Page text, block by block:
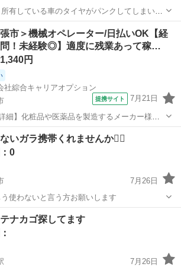
有している車のタイヤがパンクしてしまい至
助けていただきたく投稿しました。 タイヤの
18 4本でしたら、タイヤだけでも大丈夫です。
駅 買いたい/ください
張市＞機械オペレーター/日払いOK【経
！未経験◎】適度に残業あって稼…
円
社綜合キャリアオプション
提携サイト 7月21日
細】化粧品や医薬品を製造するメーカー様で
に印刷する部署での機械OPなど。 空調完備
ます。 直接雇用切り替えの実績も多数ある企
報】...
工場
いガラ携帯くれませんか🙇‍♀️
0
7月26日
使わないと言う方お願いします
いたい/ください ガラ
ナカゴ探してます
7月26日